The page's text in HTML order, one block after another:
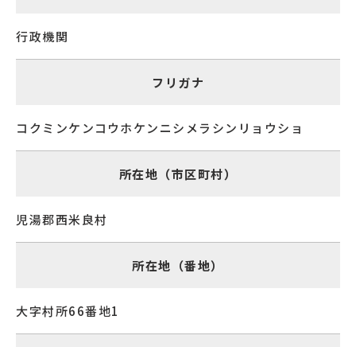
行政機関
フリガナ
コクミンケンコウホケンニシメラシンリョウショ
所在地（市区町村）
児湯郡西米良村
所在地（番地）
大字村所66番地1